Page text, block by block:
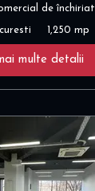
de închiriat
1,250 mp
multe detalii